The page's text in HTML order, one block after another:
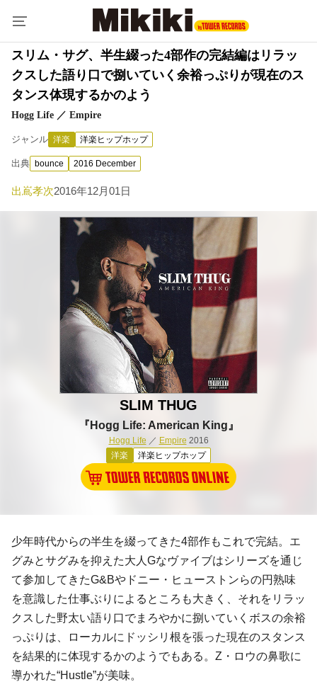
スリム・サグ、半生綴った4部作の完結編はリラッ
クスした語り口で捌いていく余裕っぷりが現在のス
タンス体現するかのよう
Hogg Life ／ Empire
ジャンル 洋楽 洋楽ヒップホップ
出典 bounce 2016 December
出嶌孝次2016年12月01日
SLIM THUG
『Hogg Life: American King』
Hogg Life ／ Empire 2016
洋楽
洋楽ヒップホップ
少年時代からの半生を綴ってきた4部作もこれで完結。エ
グみとサグみを抑えた大人Gなヴァイブはシリーズを通じ
て参加してきたG&Bや ドニー・ヒューストンらの円熟味
を意識した仕事ぶりによるところも大きく、それをリラッ
クスした野太い語り口でまろやかに捌いていくボスの余裕
っぷりは、ローカルにドッシリ根を張った現在のスタンス
を結果的に体現するかのようでもある。 Z・ロウの鼻歌に
導かれた“Hustle”が美味。